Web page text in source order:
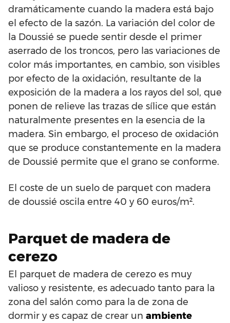
dramáticamente cuando la madera está bajo
el efecto de la sazón. La variación del color de
la Doussié se puede sentir desde el primer
aserrado de los troncos, pero las variaciones de
color más importantes, en cambio, son visibles
por efecto de la oxidación, resultante de la
exposición de la madera a los rayos del sol, que
ponen de relieve las trazas de sílice que están
naturalmente presentes en la esencia de la
madera. Sin embargo, el proceso de oxidación
que se produce constantemente en la madera
de Doussié permite que el grano se conforme.
El coste de un suelo de parquet con madera
de doussié oscila entre 40 y 60 euros/m².
Parquet de madera de
cerezo
El parquet de madera de cerezo es muy
valioso y resistente, es adecuado tanto para la
zona del salón como para la de zona de
dormir y es capaz de crear un ambiente